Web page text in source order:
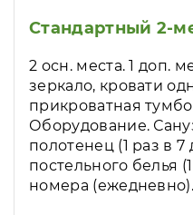
Стандартный 2-
2 осн. места. 1 доп.
зеркало, кровати
прикроватная
Оборудование.
полотенец (1 раз в 7
постельного белья
номера (ежедневно).